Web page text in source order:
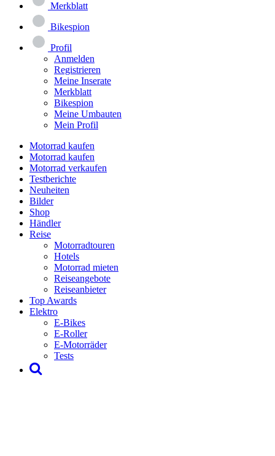
Merkblatt
Bikespion
Profil
Anmelden
Registrieren
Meine Inserate
Merkblatt
Bikespion
Meine Umbauten
Mein Profil
Motorrad kaufen
Motorrad kaufen
Motorrad verkaufen
Testberichte
Neuheiten
Bilder
Shop
Händler
Reise
Motorradtouren
Hotels
Motorrad mieten
Reiseangebote
Reiseanbieter
Top Awards
Elektro
E-Bikes
E-Roller
E-Motorräder
Tests